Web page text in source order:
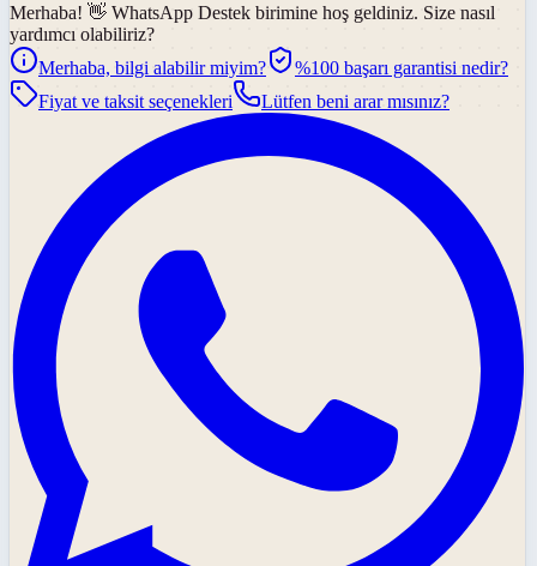
Merhaba! 👋 WhatsApp Destek birimine hoş geldiniz. Size nasıl
yardımcı olabiliriz?
Merhaba, bilgi alabilir miyim?
%100 başarı garantisi nedir?
Fiyat ve taksit seçenekleri
Lütfen beni arar mısınız?